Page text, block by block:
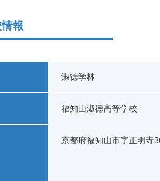
報
淑徳学林
福知山淑徳高等学校
京都府福知山市字正明寺